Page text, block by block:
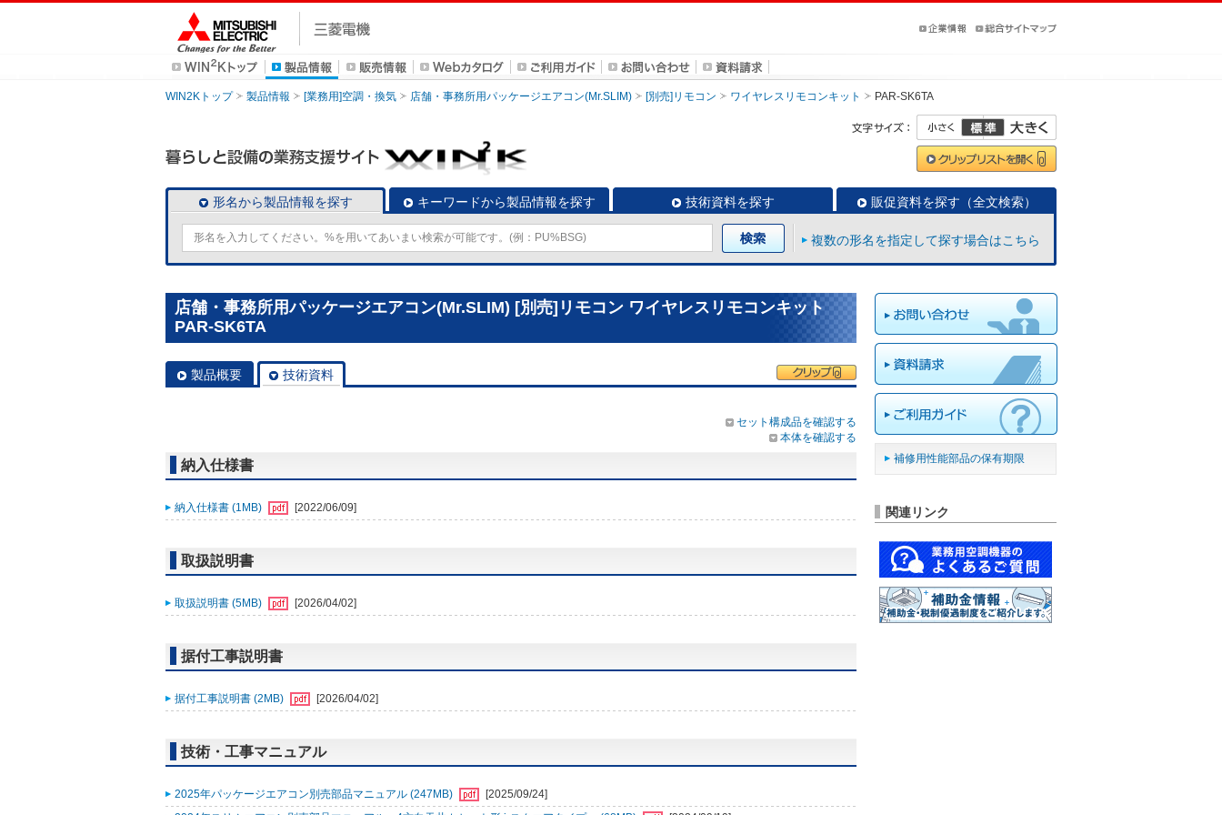
WIN2Kトップ 製品情報 [業務用]空調・換気 店舗・事務所用パッケージエアコン(Mr.SLIM) [別売]リモコン ワイヤレスリモコンキット PAR-SK6TA
形名から製品情報を探す キーワードから製品情報を探す 技術資料を探す 販促資料を探す（全文検索）
複数の形名を指定して探す場合はこちら
店舗・事務所用パッケージエアコン(Mr.SLIM) [別売]リモコン ワイヤレスリモコンキット
PAR-SK6TA
製品概要 技術資料
セット構成品を確認する
本体を確認する
納入仕様書
納入仕様書 (1MB) [2022/06/09]
取扱説明書
取扱説明書 (5MB) [2026/04/02]
据付工事説明書
据付工事説明書 (2MB) [2026/04/02]
技術・工事マニュアル
2025年パッケージエアコン別売部品マニュアル (247MB)
[2025/09/24]
補修用性能部品の保有期限
関連リンク